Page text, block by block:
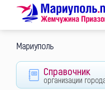
Мариуполь
Справочник
организации